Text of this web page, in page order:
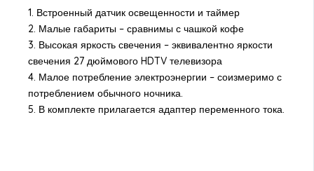
1. Встроенный датчик освещенности и таймер
2. Малые габариты – сравнимы с чашкой кофе
3. Высокая яркость свечения – эквивалентно яркости
свечения 27 дюймового HDTV телевизора
4. Малое потребление электроэнергии – соизмеримо с
потреблением обычного ночника.
5. В комплекте прилагается адаптер переменного тока.